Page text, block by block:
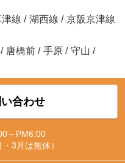
線 / 湖西線 / 京阪京津線
/ 唐橋前 / 手原 / 守山 /
合わせ
～PM6:00
3月は無休）